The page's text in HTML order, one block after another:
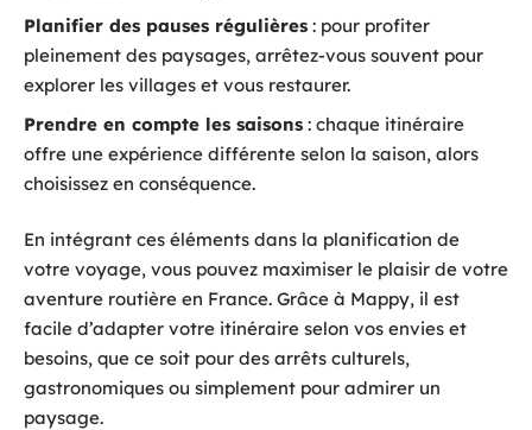
Planifier des pauses régulières : pour profiter
pleinement des paysages, arrêtez-vous souvent pour
explorer les villages et vous restaurer.
Prendre en compte les saisons : chaque itinéraire
offre une expérience différente selon la saison, alors
choisissez en conséquence.
En intégrant ces éléments dans la planification de
votre voyage, vous pouvez maximiser le plaisir de votre
aventure routière en France. Grâce à Mappy, il est
facile d’adapter votre itinéraire selon vos envies et
besoins, que ce soit pour des arrêts culturels,
gastronomiques ou simplement pour admirer un
paysage.